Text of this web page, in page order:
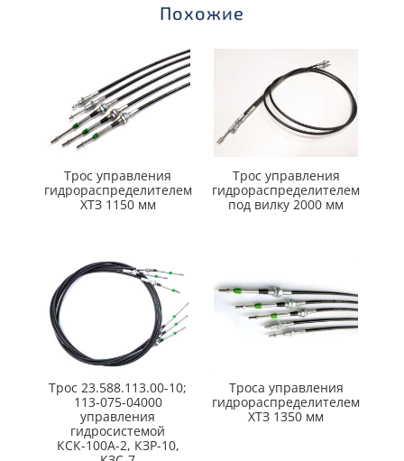
Похожие
Трос управления
гидрораспределителем
ХТЗ 1150 мм
Трос управления
гидрораспределителем
под вилку 2000 мм
Трос 23.588.113.00-10;
113-075-04000
управления
гидросистемой
КСК-100А-2, КЗР-10,
Троса управления
гидрораспределителем
ХТЗ 1350 мм